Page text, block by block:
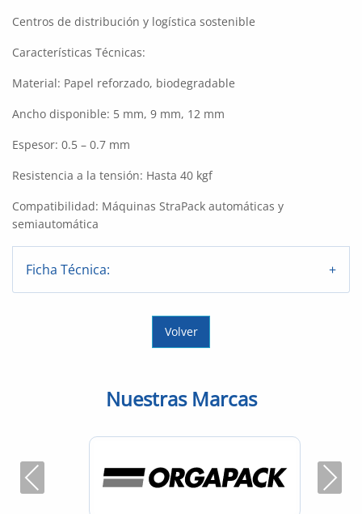
Centros de distribución y logística sostenible
Características Técnicas:
Material: Papel reforzado, biodegradable
Ancho disponible: 5 mm, 9 mm, 12 mm
Espesor: 0.5 – 0.7 mm
Resistencia a la tensión: Hasta 40 kgf
Compatibilidad: Máquinas StraPack automáticas y
semiautomática
Ficha Técnica:
Volver
Nuestras Marcas
Previous Next